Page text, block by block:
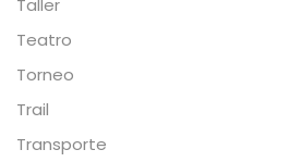
Teatro
Torneo
Trail
Transporte